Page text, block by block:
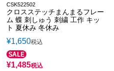
CSK522502
クロスステッチまんまるフレー
ム 蝶 刺しゅう 刺繍 工作 キッ
ト 夏休み 冬休み
¥1,650税込
¥1,485税込